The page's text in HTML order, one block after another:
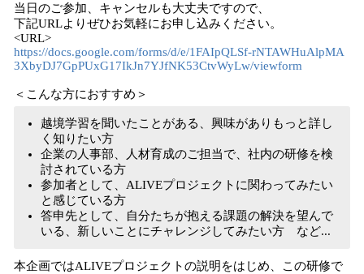
当日のご参加、キャンセルも大丈夫ですので、
下記URLよりぜひお気軽にお申し込みください。
<URL>
https://docs.google.com/forms/d/e/1FAIpQLSf-rNTAWHuAlpMA
3XbyDJ7GpPUxG17IkJn7YJfNK53CtvWyLw/viewform
＜こんな方におすすめ＞
越境学習を聞いたことがある、興味がありもっと詳し
く知りたい方
企業の人事部、人材育成のご担当で、社内の研修を検
討されている方
参加者として、ALIVEプロジェクトに関わってみたい
と感じている方
答申先として、自分たちが抱える課題の解決を望んで
いる、新しいことにチャレンジしてみたい方 など...
本企画ではALIVEプロジェクトの説明をはじめ、この研修で